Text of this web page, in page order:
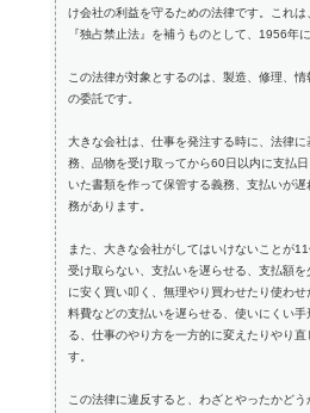
け会社の利益を守るための法律です。これ
『独占禁止法』を補うものとして、1956年
この法律が対象とするのは、製造、修理、
の委託です。
大きな会社は、仕事を発注する時に、法律
務、品物を受け取ってから60日以内に支払
いた書類を作って保管する義務、支払いが
務があります。
また、大きな会社がしてはいけないことが
受け取らない、支払いを遅らせる、支払額
に安く買い叩く、無理やり買わせたり使わ
料費などの支払いを遅らせる、使いにくい
る、仕事のやり方を一方的に変えたりやり
す。
この法律に違反すると、わざとやったかど